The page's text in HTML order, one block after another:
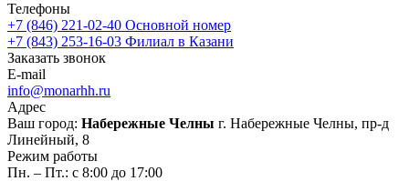
Телефоны
+7 (846) 221-02-40 Основной номер
+7 (843) 253-16-03 Филиал в Казани
Заказать звонок
E-mail
info@monarhh.ru
Адрес
Ваш город: Набережные Челны г. Набережные Челны, пр-д
Линейный, 8
Режим работы
Пн. – Пт.: с 8:00 до 17:00